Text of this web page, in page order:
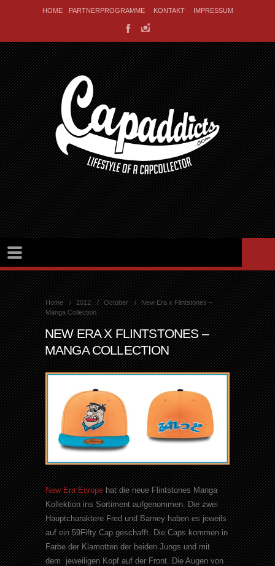
HOME PARTNERPROGRAMME KONTAKT IMPRESSUM
Home 2012 October
New Era x Flintstones –
Manga Collection
NEW ERA X FLINTSTONES –
MANGA COLLECTION
New Era Europehat die neue Flintstones Manga
Kollektion ins Sortiment aufgenommen. Die zwei
Hauptcharaktere Fred und Barney haben es jeweils
auf ein 59Fifty Cap geschafft. Die Caps kommen in
Farbe der Klamotten der beiden Jungs und mit
dem jeweiligen Kopf auf der Front. Die Augen von